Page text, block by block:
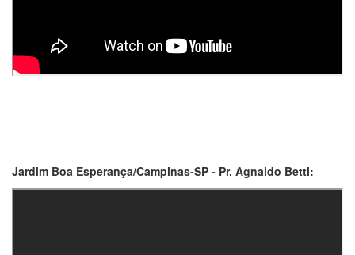
Jardim Boa Esperança/Campinas-SP - Pr. Agnaldo Betti: